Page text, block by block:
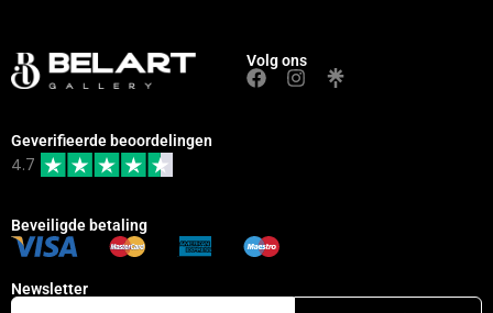
Volg ons
Geverifieerde beoordelingen
4.7
Beveiligde betaling
Newsletter